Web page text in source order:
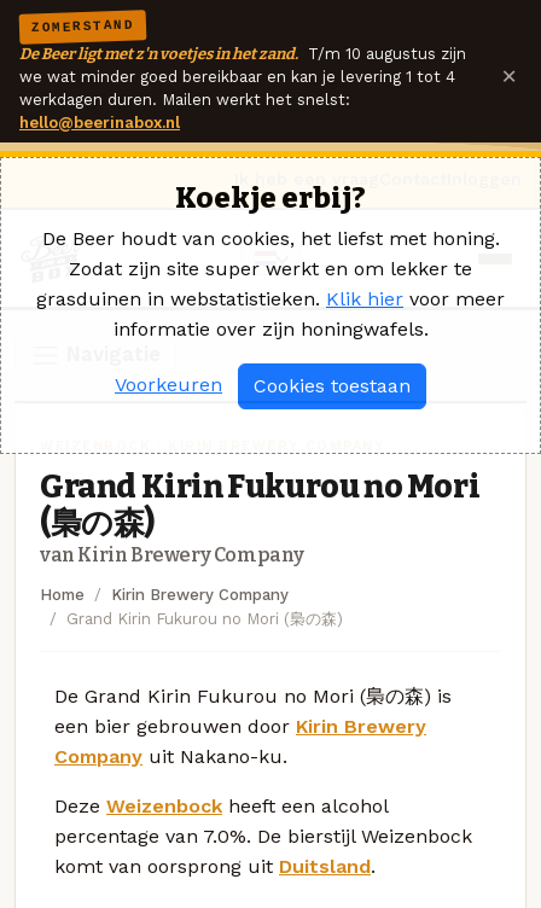
ZOMERSTAND
De Beer ligt met z'n voetjes in het zand. T/m 10 augustus zijn
we wat minder goed bereikbaar en kan je levering 1 tot 4
werkdagen duren. Mailen werkt het snelst:
hello@beerinabox.nl
×
Grand Kirin Fukurou no Mori
(梟の森)
van Kirin Brewery Company
Home
Kirin Brewery Company
Grand Kirin Fukurou no Mori (梟の森)
De Grand Kirin Fukurou no Mori (梟の森) is
een bier gebrouwen door Kirin Brewery
Company uit Nakano-ku.
Deze Weizenbock heeft een alcohol
percentage van 7.0%. De bierstijl Weizenbock
komt van oorsprong uit Duitsland.
Koekje erbij?
De Beer houdt van cookies, het liefst met honing.
Zodat zijn site super werkt en om lekker te
grasduinen in webstatistieken. Klik hier voor meer
informatie over zijn honingwafels.
Voorkeuren Cookies toestaan